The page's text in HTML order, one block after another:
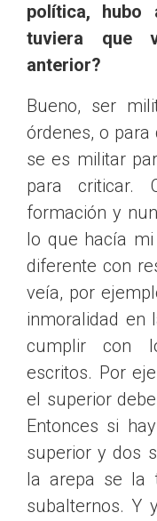
política, hubo
tuviera que
anterior?
Bueno, ser
órdenes, o
se es militar
para criticar.
formación y
lo que hacía
diferente con
veía, por
inmoralidad en
cumplir con
escritos. Por
el superior
Entonces si
superior y dos
la arepa se la
subalternos. Y